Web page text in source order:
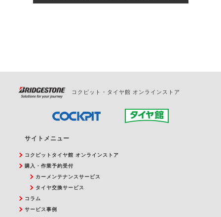
の日時変更につきましては、直接ご予約の店舗まで
コクピット・タイヤ館 オンラインストア
サイトメニュー
コクピットタイヤ館 オンラインストア
購入・作業予約受付
カーメンテナンスサービス
タイヤ交換サービス
コラム
サービス事例